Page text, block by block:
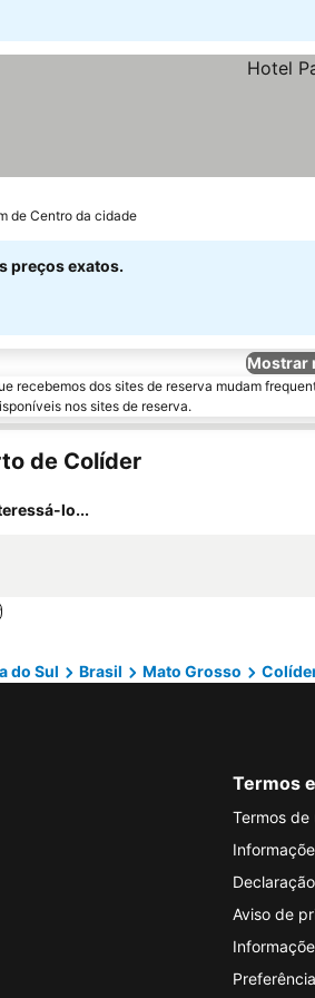
de Centro da cidade
preços exatos.
Mostrar
recebemos dos sites de reserva mudam
nos sites de reserva.
de Colíder
lo...
do Sul Brasil Mato Grosso
Termos
Termos de
Aviso de